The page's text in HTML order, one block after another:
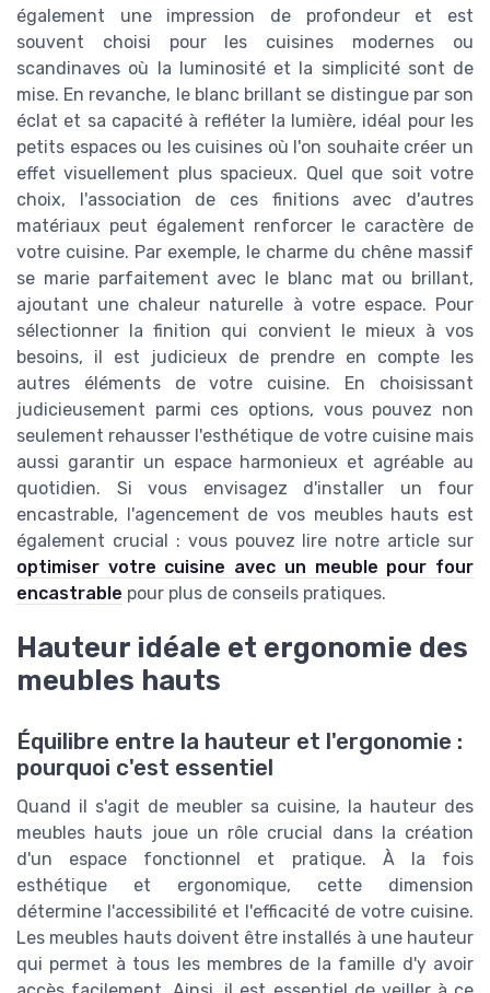
également une impression de profondeur et est
souvent choisi pour les cuisines modernes ou
scandinaves où la luminosité et la simplicité sont de
mise. En revanche, le blanc brillant se distingue par son
éclat et sa capacité à refléter la lumière, idéal pour les
petits espaces ou les cuisines où l'on souhaite créer un
effet visuellement plus spacieux. Quel que soit votre
choix, l'association de ces finitions avec d'autres
matériaux peut également renforcer le caractère de
votre cuisine. Par exemple, le charme du chêne massif
se marie parfaitement avec le blanc mat ou brillant,
ajoutant une chaleur naturelle à votre espace. Pour
sélectionner la finition qui convient le mieux à vos
besoins, il est judicieux de prendre en compte les
autres éléments de votre cuisine. En choisissant
judicieusement parmi ces options, vous pouvez non
seulement rehausser l'esthétique de votre cuisine mais
aussi garantir un espace harmonieux et agréable au
quotidien. Si vous envisagez d'installer un four
encastrable, l'agencement de vos meubles hauts est
également crucial : vous pouvez lire notre article sur
optimiser votre cuisine avec un meuble pour four
encastrable pour plus de conseils pratiques.
Hauteur idéale et ergonomie des
meubles hauts
Équilibre entre la hauteur et l'ergonomie :
pourquoi c'est essentiel
Quand il s'agit de meubler sa cuisine, la hauteur des
meubles hauts joue un rôle crucial dans la création
d'un espace fonctionnel et pratique. À la fois
esthétique et ergonomique, cette dimension
détermine l'accessibilité et l'efficacité de votre cuisine.
Les meubles hauts doivent être installés à une hauteur
qui permet à tous les membres de la famille d'y avoir